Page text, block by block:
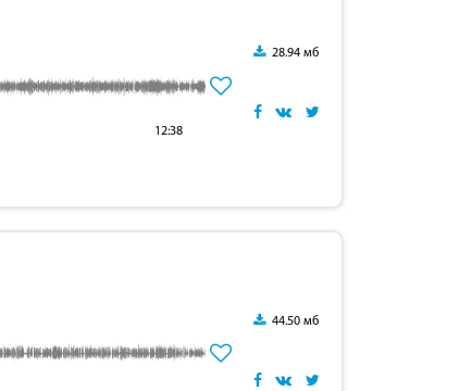
12:38
28.94 мб
44.50 мб